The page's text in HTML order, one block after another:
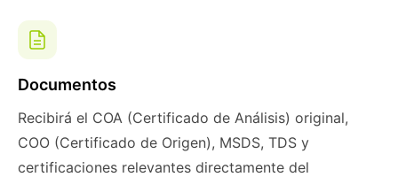
Documentos
Recibirá el COA (Certificado de Análisis) original,
COO (Certificado de Origen), MSDS, TDS y
certificaciones relevantes directamente del